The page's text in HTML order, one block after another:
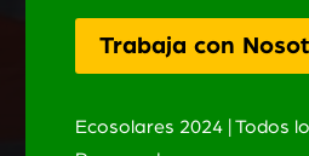
Trabaja con
Ecosolares 2024 | Todos